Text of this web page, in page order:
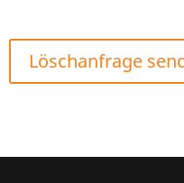
Löschanfrage